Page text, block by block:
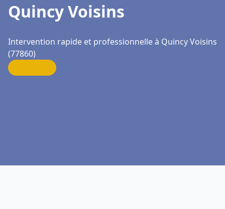
Quincy Voisins
Intervention rapide et professionnelle à Quincy Voisins
(77860)